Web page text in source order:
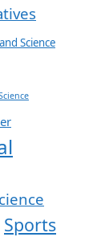
Science
Sports